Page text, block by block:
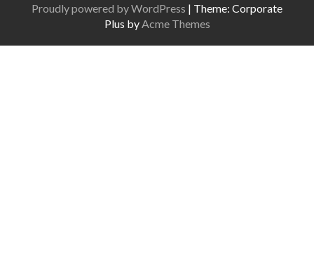
Proudly powered by WordPress | Theme: Corporate
Plus byAcme Themes